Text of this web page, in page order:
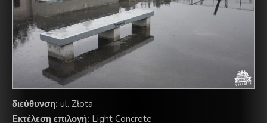
διεύθυνση: ul. Złota
Εκτέλεση επιλογή: Light Concrete